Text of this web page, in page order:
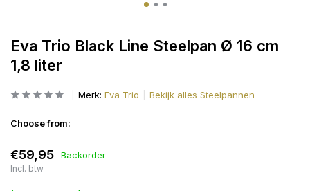
Eva Trio Black Line Steelpan Ø 16 cm
1,8 liter
Merk: Eva Trio Bekijk alles Steelpannen
Choose from:
€59,95 Backorder
Incl. btw